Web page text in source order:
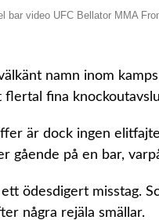
namn inom
fina
är dock ingen
gående på en bar,
ödesdigert misstag.
några rejäla smällar.